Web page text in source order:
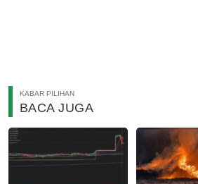
KABAR PILIHAN
BACA JUGA